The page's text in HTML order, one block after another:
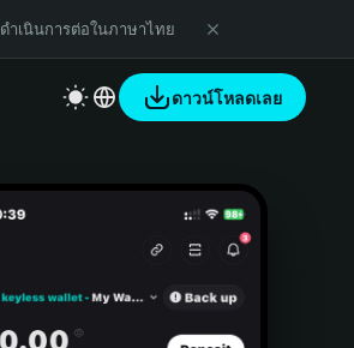
ดำเนินการต่อในภาษาไทย
ดาวน์โหลดเลย